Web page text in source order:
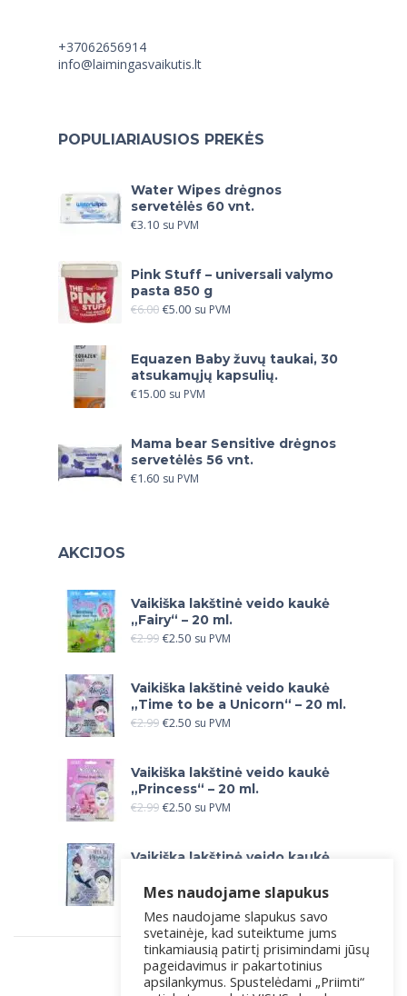
+37062656914
info@laimingasvaikutis.lt
POPULIARIAUSIOS PREKĖS
Water Wipes drėgnos
servetėlės 60 vnt.
€3.10 su PVM
Pink Stuff – universali valymo
pasta 850 g
€6.00 €5.00 su PVM
Equazen Baby žuvų taukai, 30
atsukamųjų kapsulių.
€15.00 su PVM
Mama bear Sensitive drėgnos
servetėlės 56 vnt.
€1.60 su PVM
AKCIJOS
Vaikiška lakštinė veido kaukė
„Fairy“ – 20 ml.
€2.99 €2.50 su PVM
Vaikiška lakštinė veido kaukė
„Time to be a Unicorn“ – 20 ml.
€2.99 €2.50 su PVM
Vaikiška lakštinė veido kaukė
„Princess“ – 20 ml.
€2.99 €2.50 su PVM
Vaikiška lakštinė veido kaukė
2.99 €2.50 su PVM
Mes naudojame slapukus
Mes naudojame slapukus savo
svetainėje, kad suteiktume jums
tinkamiausią patirtį prisimindami jūsų
pageidavimus ir pakartotinius
apsilankymus. Spustelėdami „Priimti“